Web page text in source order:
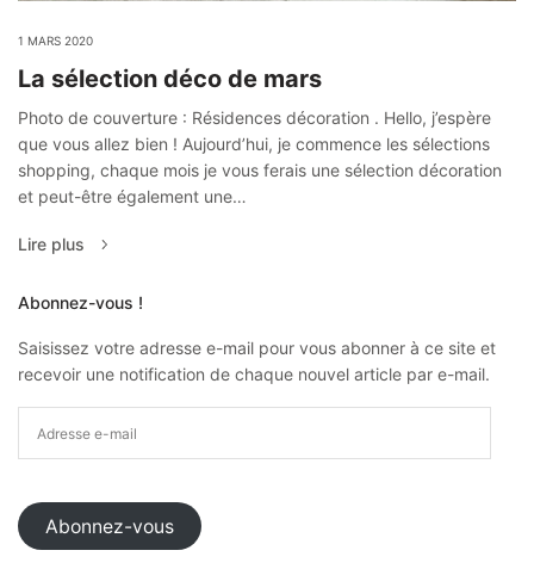
1 MARS 2020
La sélection déco de mars
Photo de couverture : Résidences décoration . Hello, j’espère
que vous allez bien ! Aujourd’hui, je commence les sélections
shopping, chaque mois je vous ferais une sélection décoration
et peut-être également une…
Lire plus
Abonnez-vous !
Saisissez votre adresse e-mail pour vous abonner à ce site et
recevoir une notification de chaque nouvel article par e-mail.
Abonnez-vous